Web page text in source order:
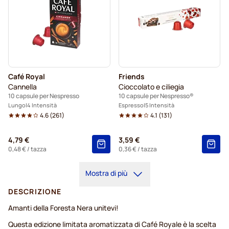
Café Royal
Cannella
10 capsule per Nespresso
Lungo 4 Intensità
4.6(261)
4,79 €
0,48 €/ tazza
Friends
Cioccolato e ciliegia
10 capsule per Nespresso®
Espresso 5 Intensità
4.1 (131)
3,59 €
0,36 €/ tazza
Mostra di più
DESCRIZIONE
Amanti della Foresta Nera unitevi!
Questa edizione limitata aromatizzata di Café Royale è la scelta